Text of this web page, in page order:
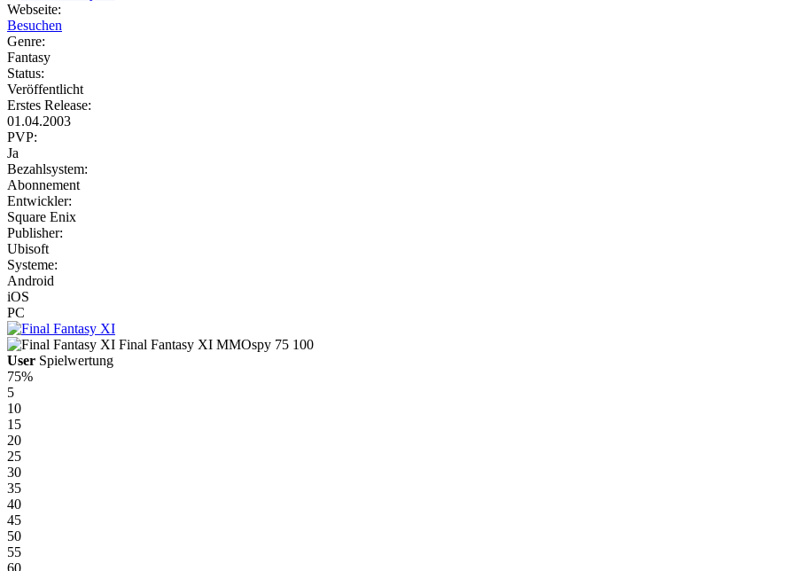
Webseite:
Besuchen
Genre:
Fantasy
Status:
Veröffentlicht
Erstes Release:
01.04.2003
PVP:
Ja
Bezahlsystem:
Abonnement
Entwickler:
Square Enix
Publisher:
Ubisoft
Systeme:
Android
iOS
PC
Final Fantasy XI MMOspy 75 100
User Spielwertung
75%
5
10
15
20
25
30
35
40
45
50
55
60